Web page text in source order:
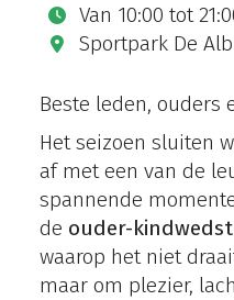
Van 10:00 tot
Sportpark De
Beste leden, ouders
Het seizoen sluiten
af met een van de
spannende
de ouder-
waarop het niet
maar om plezier,